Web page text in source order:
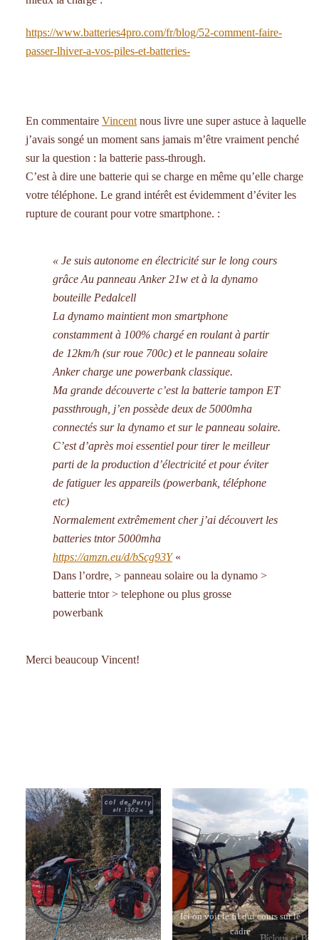
https://www.batteries4pro.com/fr/blog/52-comment-faire-
passer-lhiver-a-vos-piles-et-batteries-
En commentaire Vincentnous livre une super astuce à laquelle
j’avais songé un moment sans jamais m’être vraiment penché
sur la question : la batterie pass-through.
C’est à dire une batterie qui se charge en même qu’elle charge
votre téléphone. Le grand intérêt est évidemment d’éviter les
rupture de courant pour votre smartphone. :
« Je suis autonome en électricité sur le long cours
grâce Au panneau Anker 21w et à la dynamo
bouteille Pedalcell
La dynamo maintient mon smartphone
constamment à 100% chargé en roulant à partir
de 12km/h (sur roue 700c) et le panneau solaire
Anker charge une powerbank classique.
Ma grande découverte c’est la batterie tampon ET
passthrough, j’en possède deux de 5000mha
connectés sur la dynamo et sur le panneau solaire.
C’est d’après moi essentiel pour tirer le meilleur
parti de la production d’électricité et pour éviter
de fatiguer les appareils (powerbank, téléphone
etc)
Normalement extrêmement cher j’ai découvert les
batteries tntor 5000mha
https://amzn.eu/d/bScg93Y«
Dans l’ordre, > panneau solaire ou la dynamo >
batterie tntor > telephone ou plus grosse
powerbank
Merci beaucoup Vincent!
Ici on voit le fil qui cours sur le
cadre